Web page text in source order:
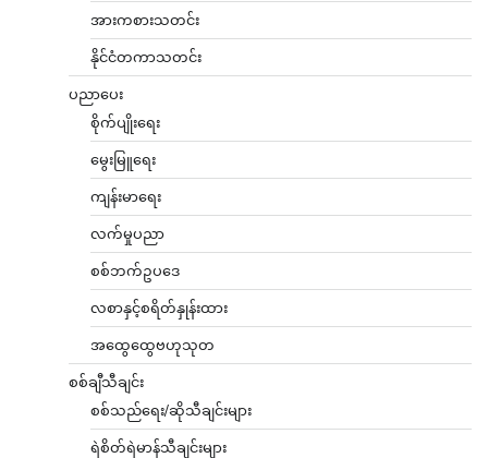
အားကစားသတင်း
နိုင်ငံတကာသတင်း
ပညာပေး
စိုက်ပျိုးရေး
မွေးမြူရေး
ကျန်းမာရေး
လက်မှုပညာ
စစ်ဘက်ဥပဒေ
လစာနှင့်စရိတ်နှုန်းထား
အထွေထွေဗဟုသုတ
စစ်ချီသီချင်း
စစ်သည်ရေး/ဆိုသီချင်းများ
ရဲစိတ်ရဲမာန်သီချင်းများ